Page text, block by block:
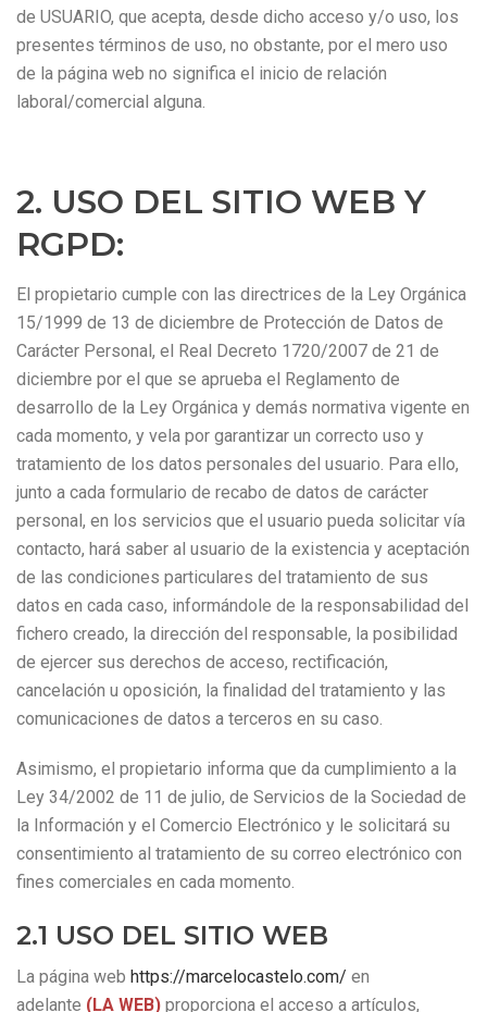
de USUARIO, que acepta, desde dicho acceso y/o uso, los
presentes términos de uso, no obstante, por el mero uso
de la página web no significa el inicio de relación
laboral/comercial alguna.
2. USO DEL SITIO WEB Y
RGPD:
El propietario cumple con las directrices de la Ley Orgánica
15/1999 de 13 de diciembre de Protección de Datos de
Carácter Personal, el Real Decreto 1720/2007 de 21 de
diciembre por el que se aprueba el Reglamento de
desarrollo de la Ley Orgánica y demás normativa vigente en
cada momento, y vela por garantizar un correcto uso y
tratamiento de los datos personales del usuario. Para ello,
junto a cada formulario de recabo de datos de carácter
personal, en los servicios que el usuario pueda solicitar vía
contacto, hará saber al usuario de la existencia y aceptación
de las condiciones particulares del tratamiento de sus
datos en cada caso, informándole de la responsabilidad del
fichero creado, la dirección del responsable, la posibilidad
de ejercer sus derechos de acceso, rectificación,
cancelación u oposición, la finalidad del tratamiento y las
comunicaciones de datos a terceros en su caso.
Asimismo, el propietario informa que da cumplimiento a la
Ley 34/2002 de 11 de julio, de Servicios de la Sociedad de
la Información y el Comercio Electrónico y le solicitará su
consentimiento al tratamiento de su correo electrónico con
fines comerciales en cada momento.
2.1 USO DEL SITIO WEB
La página web https://marcelocastelo.com/ en
adelante (LA WEB) proporciona el acceso a artículos,